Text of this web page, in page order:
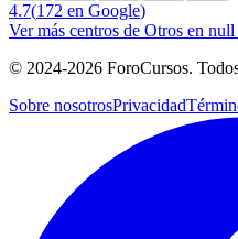
4.7(172 en Google)
Ver más centros de Otros en null
© 2024-2026 ForoCursos.
Sobre nosotrosPrivacidad